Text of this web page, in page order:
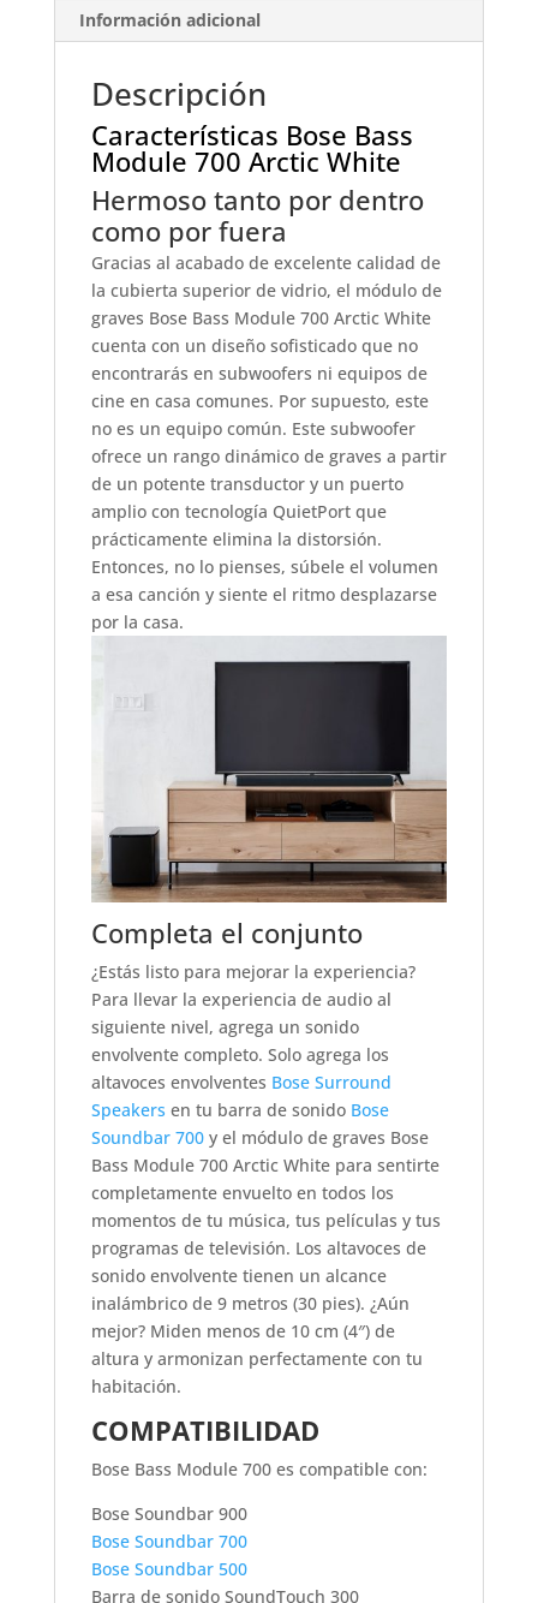
Información adicional
Descripción
Características Bose Bass
Module 700 Arctic White
Hermoso tanto por dentro
como por fuera
Gracias al acabado de excelente calidad de
la cubierta superior de vidrio, el módulo de
graves Bose Bass Module 700 Arctic White
cuenta con un diseño sofisticado que no
encontrarás en subwoofers ni equipos de
cine en casa comunes. Por supuesto, este
no es un equipo común. Este subwoofer
ofrece un rango dinámico de graves a partir
de un potente transductor y un puerto
amplio con tecnología QuietPort que
prácticamente elimina la distorsión.
Entonces, no lo pienses, súbele el volumen
a esa canción y siente el ritmo desplazarse
por la casa.
Completa el conjunto
¿Estás listo para mejorar la experiencia?
Para llevar la experiencia de audio al
siguiente nivel, agrega un sonido
envolvente completo. Solo agrega los
altavoces envolventes Bose Surround
Speakers en tu barra de sonido Bose
Soundbar 700y el módulo de graves Bose
Bass Module 700 Arctic White para sentirte
completamente envuelto en todos los
momentos de tu música, tus películas y tus
programas de televisión. Los altavoces de
sonido envolvente tienen un alcance
inalámbrico de 9 metros (30 pies). ¿Aún
mejor? Miden menos de 10 cm (4″) de
altura y armonizan perfectamente con tu
habitación.
COMPATIBILIDAD
Bose Bass Module 700 es compatible con:
Bose Soundbar 900
Bose Soundbar 700
Bose Soundbar 500
Barra de sonido SoundTouch 300